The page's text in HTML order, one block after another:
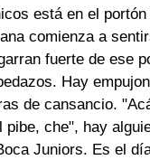
está en el
comienza a
fuerte de ese
Hay
de cansancio.
pibe, che", hay
Juniors. Es el